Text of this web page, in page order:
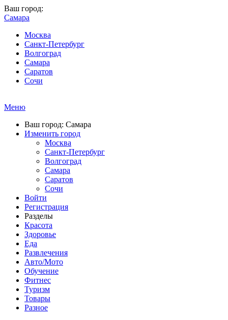
Ваш город:
Самара
Москва
Санкт-Петербург
Волгоград
Самара
Саратов
Сочи
Меню
Ваш город: Самара
Изменить город
Москва
Санкт-Петербург
Волгоград
Самара
Саратов
Сочи
Войти
Регистрация
Разделы
Красота
Здоровье
Еда
Развлечения
Авто/Мото
Обучение
Фитнес
Туризм
Товары
Разное